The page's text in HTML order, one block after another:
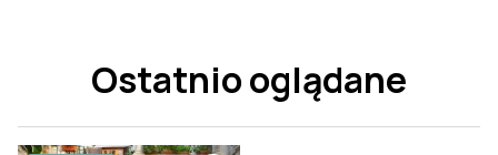
Ostatnio oglądane